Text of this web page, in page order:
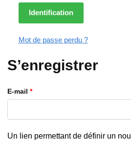
Identification
Mot de passe perdu ?
S’enregistrer
E-mail *
Un lien permettant de définir un